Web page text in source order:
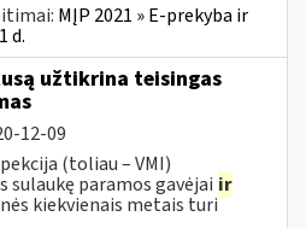
MĮP 2021 » E-prekyba ir
d.
užtikrina teisingas
12-09
(toliau – VMI)
paramos gavėjai ir
kiekvienais metais turi